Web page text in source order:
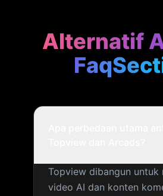
Alternatif
Topview dibangun untuk
video AI dan konten